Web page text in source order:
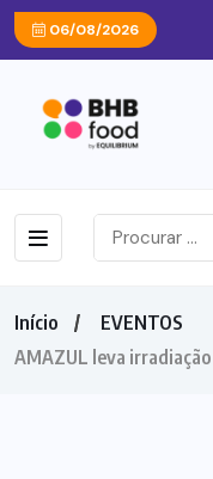
06/08/2026
Início
EVENTOS
AMAZUL leva